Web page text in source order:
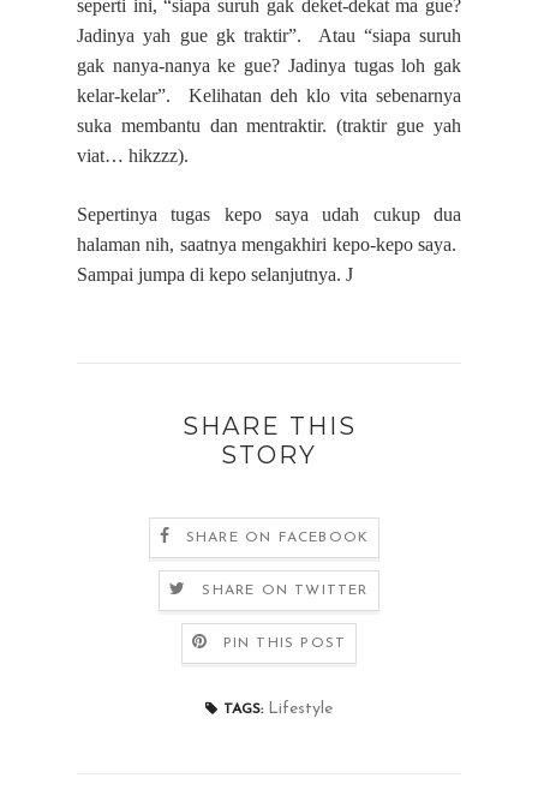
seperti ini, “siapa suruh gak deket-dekat ma gue?
Jadinya yah gue gk traktir”. Atau “siapa suruh
gak nanya-nanya ke gue? Jadinya tugas loh gak
kelar-kelar”. Kelihatan deh klo vita sebenarnya
suka membantu dan mentraktir. (traktir gue yah
viat… hikzzz).
Sepertinya tugas kepo saya udah cukup dua
halaman nih, saatnya mengakhiri kepo-kepo saya.
Sampai jumpa di kepo selanjutnya. J
SHARE THIS
STORY
SHARE ON FACEBOOK
SHARE ON TWITTER
PIN THIS POST
TAGS: Lifestyle